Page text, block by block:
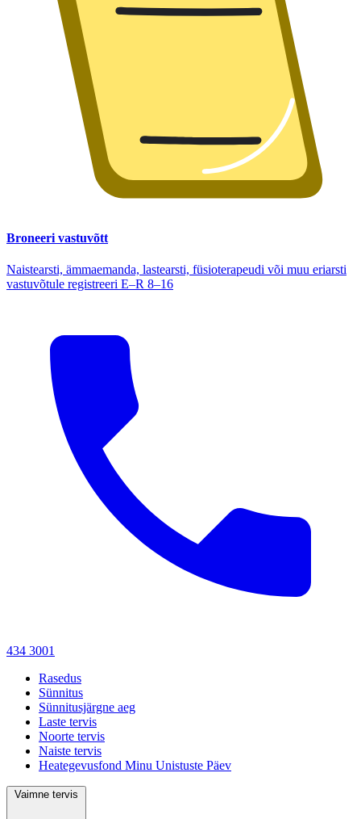
Broneeri vastuvõtt
Naistearsti, ämmaemanda, lastearsti, füsioterapeudi või muu eriarsti
vastuvõtule registreeri E–R 8–16
434 3001
Rasedus
Sünnitus
Sünnitusjärgne aeg
Laste tervis
Noorte tervis
Naiste tervis
Heategevusfond Minu Unistuste Päev
Vaimne tervis